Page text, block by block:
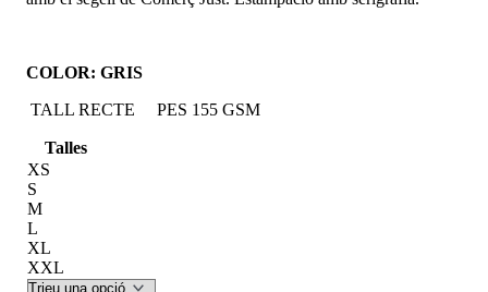
COLOR: GRIS
TALL RECTE
PES 155 GSM
Talles
XS
S
M
L
XL
XXL